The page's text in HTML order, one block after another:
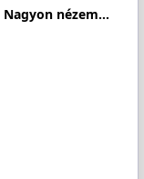
Nagyon nézem...